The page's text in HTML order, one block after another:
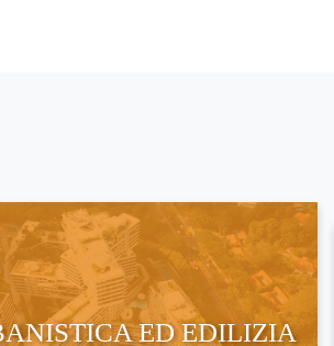
ED EDILIZIA